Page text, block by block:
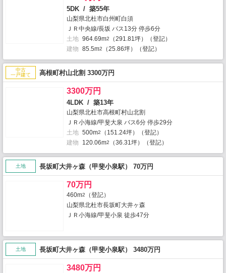
5DK / 築55年
山梨県北杜市白州町白須
ＪＲ中央線/長坂 バス13分 停歩6分
土地 964.69m2
（291.81坪）（登記）
建物 85.5m2 （25.86坪）（登記）
中古
一戸建て
高根町村山北割 3300万円
3300万円
4LDK / 築13年
山梨県北杜市高根町村山北割
ＪＲ小海線/甲斐大泉 バス6分 停歩29分
土地 500m2
（151.24坪）（登記）
建物
120.06m2 （36.31坪）（登記）
土地 長坂町大井ヶ森（甲斐小泉駅） 70万円
70万円
460m2
（登記）
山梨県北杜市長坂町大井ヶ森
ＪＲ小海線/甲斐小泉 徒歩47分
土地 長坂町大井ヶ森（甲斐小泉駅） 3480万円
3480万円